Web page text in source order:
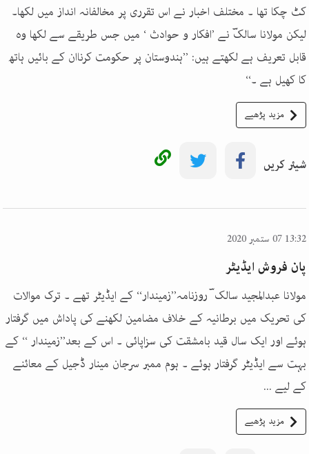
کٹ چکا تھا ۔ مختلف اخبار نے اس تقرری پر مخالفانہ انداز میں لکھا۔
لیکن مولانا سالکؔ نے ’افکار و حوادث ‘ میں جس طریقے سے لکھا وہ
قابل تعریف ہے لکھتے ہیں: ’’ہندوستان پر حکومت کرناان کے بائیں ہاتھ
کا کھیل ہے ۔‘‘
مزید پڑھیے
شیئر کریں
13:32 07 ستمبر 2020
پان فروش ایڈیٹر
مولانا عبدالمجید سالک ؔ روزنامہ’’زمیندار‘‘ کے ایڈیٹر تھے ۔ ترک موالات
کی تحریک میں برطانیہ کے خلاف مضامین لکھنے کی پاداش میں گرفتار
ہوئے اور ایک سال قید بامشقت کی سزاپائی ۔ اس کے بعد’’زمیندار ‘‘ کے
بہت سے ایڈیٹر گرفتار ہوئے ۔ ہوم ممبر سرجان مینار ڈجیل کے معائنے
کے لیے ...
مزید پڑھیے